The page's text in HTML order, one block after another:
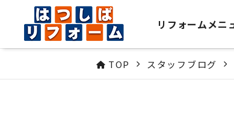
リフォームメニ
TOP スタッフブログ